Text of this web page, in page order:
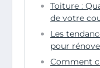
Toiture :
de votre
Les
pour
Comment